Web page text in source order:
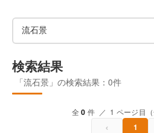
検索結果
「流石景」の検索結果：0件
全0 件 ／ 1 ページ目（
‹ 1